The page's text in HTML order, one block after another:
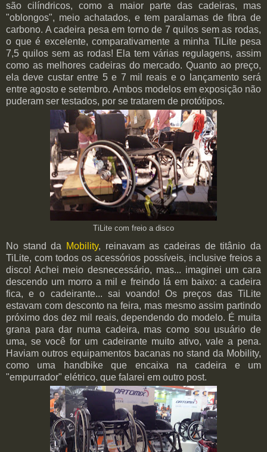
são cilíndricos, como a maior parte das cadeiras, mas
"oblongos", meio achatados, e tem paralamas de fibra de
carbono. A cadeira pesa em torno de 7 quilos sem as rodas,
o que é excelente, comparativamente a minha TiLite pesa
7,5 quilos sem as rodas! Ela tem várias regulagens, assim
como as melhores cadeiras do mercado. Quanto ao preço,
ela deve custar entre 5 e 7 mil reais e o lançamento será
entre agosto e setembro. Ambos modelos em exposição não
puderam ser testados, por se tratarem de protótipos.
TiLite com freio a disco
No stand da Mobility, reinavam as cadeiras de titânio da
TiLite, com todos os acessórios possíveis, inclusive freios a
disco! Achei meio desnecessário, mas... imaginei um cara
descendo um morro a mil e freindo lá em baixo: a cadeira
fica, e o cadeirante... sai voando! Os preços das TiLite
estavam com desconto na feira, mas mesmo assim partindo
próximo dos dez mil reais, dependendo do modelo. É muita
grana para dar numa cadeira, mas como sou usuário de
uma, se você for um cadeirante muito ativo, vale a pena.
Haviam outros equipamentos bacanas no stand da Mobility,
como uma handbike que encaixa na cadeira e um
"empurrador" elétrico, que falarei em outro post.